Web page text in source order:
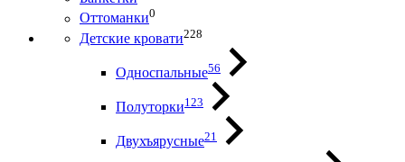
Оттоманки0
Детские кровати228
Односпальные56
Полуторки123
Двухъярусные21